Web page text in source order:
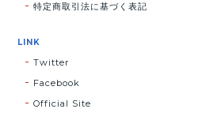
特定商取引法に基づく表記
LINK
Twitter
Facebook
Official Site